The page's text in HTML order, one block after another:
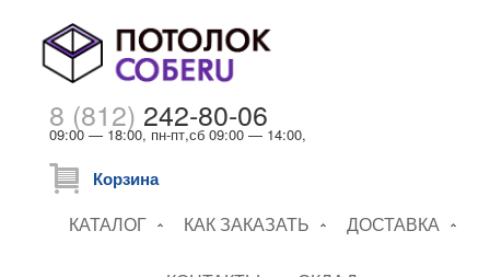
8 (812) 242-80-06
09:00 — 18:00, пн-пт,сб 09:00 — 14:00,
Корзина
КАТАЛОГ КАК ЗАКАЗАТЬ ДОСТАВКА